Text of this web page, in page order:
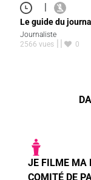
|
Le guide du
Journaliste
2566 vues
0
JE FILME MA
COMITÉ DE